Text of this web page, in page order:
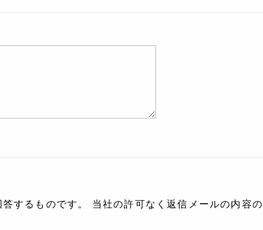
するものです。 当社の許可なく返信メールの内容の